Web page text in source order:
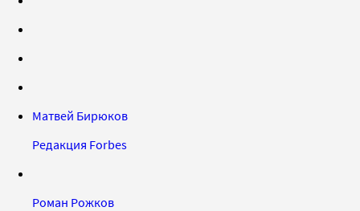
Матвей Бирюков
Редакция Forbes
Роман Рожков